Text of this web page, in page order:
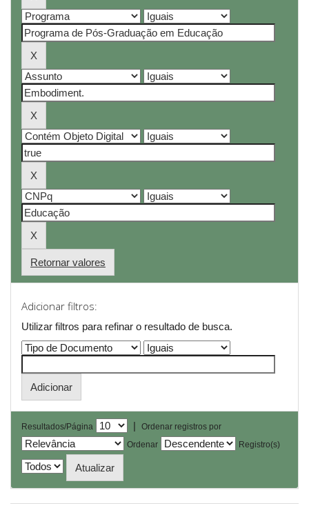
Retornar valores
Adicionar filtros:
Utilizar filtros para refinar o resultado de busca.
Resultados/Página |
Ordenar registros por
Ordenar
Registro(s)